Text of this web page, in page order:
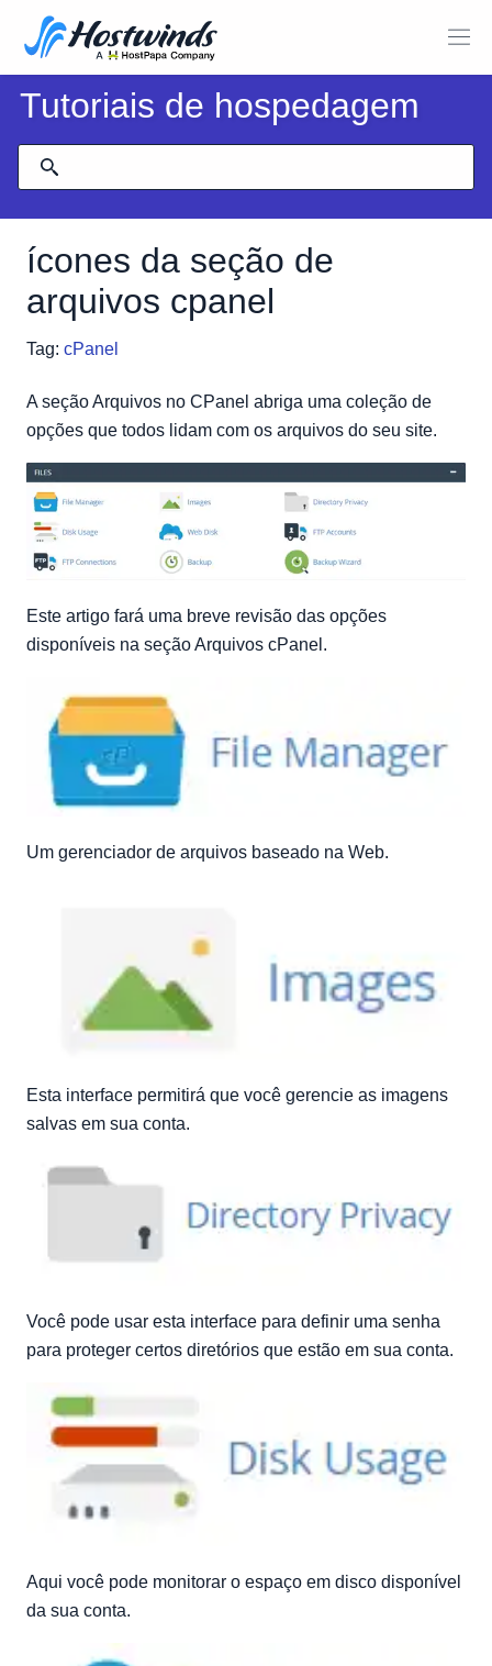
Tutoriais de hospedagem
ícones da seção de
arquivos cpanel
Tag: cPanel
A seção Arquivos no CPanel abriga uma coleção de
opções que todos lidam com os arquivos do seu site.
Este artigo fará uma breve revisão das opções
disponíveis na seção Arquivos cPanel.
Um gerenciador de arquivos baseado na Web.
Esta interface permitirá que você gerencie as imagens
salvas em sua conta.
Você pode usar esta interface para definir uma senha
para proteger certos diretórios que estão em sua conta.
Aqui você pode monitorar o espaço em disco disponível
da sua conta.